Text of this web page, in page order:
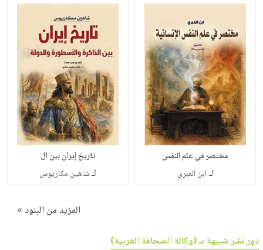
مختصر في علم النفس
لـ ابن العبري
تاريخ إيران بين ال
لـشاهين مكاريوس
المزيد من البنود »
دور نشر شبيهة بـ (وكالة الصحافة العربية)